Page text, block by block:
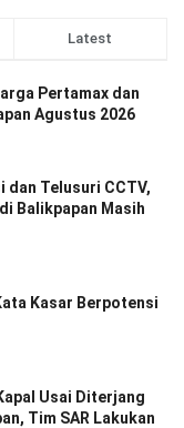
Latest
Pertamax dan
Agustus 2026
dan Telusuri CCTV,
Balikpapan Masih
Kasar Berpotensi
Usai Diterjang
Tim SAR Lakukan